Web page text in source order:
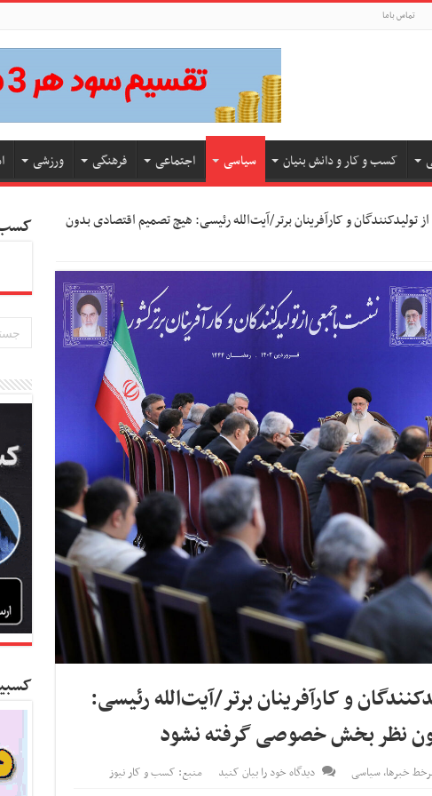
تماس باما
کسب و کار و دانش بنیان سیاسی اجتماعی فرهنگی ورزشی
و کارآفرینان برتر/آیت‌الله رئیسی: هیچ تصمیم اقتصادی بدون
و کارآفرینان برتر/آیت‌الله رئیسی:
نظر بخش خصوصی گرفته نشود
خبرها,سیاسی دیدگاه خود را بیان کنید منبع: کسب و کار نیوز
کسب